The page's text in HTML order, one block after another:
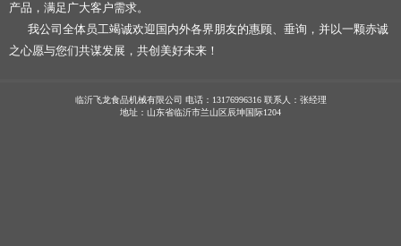
产品，满足广大客户需求。
我公司全体员工竭诚欢迎国内外各界朋友的惠顾、垂询，并以一颗赤诚
之心愿与您们共谋发展，共创美好未来！
临沂飞龙食品机械有限公司 电话：13176996316 联系人：张经理
地址：山东省临沂市兰山区辰坤国际1204